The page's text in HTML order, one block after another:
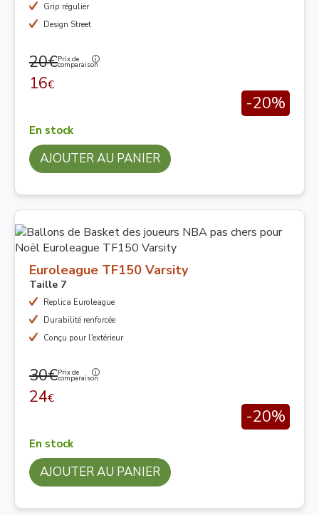
Grip régulier
Design Street
20€Prix de
comparaison
16€
-20%
En stock
AJOUTER AU PANIER
Euroleague TF150 Varsity
Taille 7
Replica Euroleague
Durabilité renforcée
Conçu pour l'extérieur
30€Prix de
comparaison
24€
-20%
En stock
AJOUTER AU PANIER